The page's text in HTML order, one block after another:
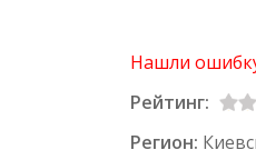
Нашли
Рейтинг:
Регион: